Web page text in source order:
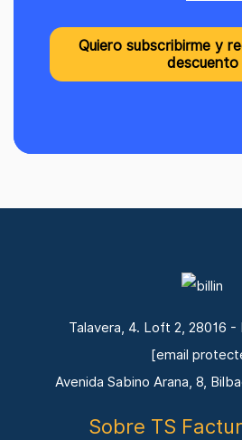
Talavera, 4. Loft 2, 28016 -
[email
Avenida Sabino Arana, 8,
Sobre TS